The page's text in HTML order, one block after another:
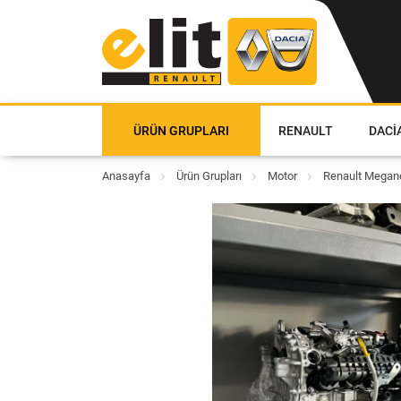
ÜRÜN GRUPLARI RENAULT
Anasayfa Ürün Grupları Motor Renault